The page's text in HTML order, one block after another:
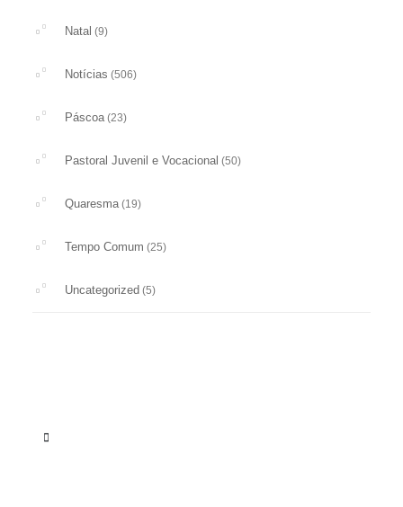
Natal (9)
Notícias (506)
Páscoa (23)
Pastoral Juvenil e Vocacional (50)
Quaresma (19)
Tempo Comum (25)
Uncategorized (5)